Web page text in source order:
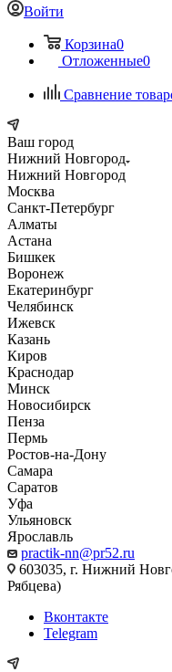
Войти
Корзина0
Отложенные0
Сравнение
Ваш город
Нижний Новгород
Нижний Новгород
Москва
Санкт-Петербург
Алматы
Астана
Бишкек
Воронеж
Екатеринбург
Челябинск
Ижевск
Казань
Киров
Краснодар
Минск
Новосибирск
Пенза
Пермь
Ростов-на-Дону
Самара
Саратов
Уфа
Ульяновск
Ярославль
practik-nn@pr52.ru
603035, г. Нижний
Рябцева)
Вконтакте
Telegram